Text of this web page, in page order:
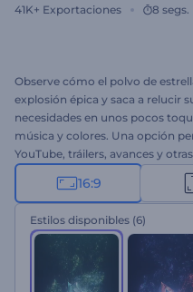
41K+ Exportaciones 8 segs.
Observe cómo el polvo de
explosión épica y saca a relucir
necesidades en unos pocos
música y colores. Una opción
YouTube, tráilers, avances y
¡Obtenga su logo cósmico ahora!
16:9
Estilos disponibles (6)